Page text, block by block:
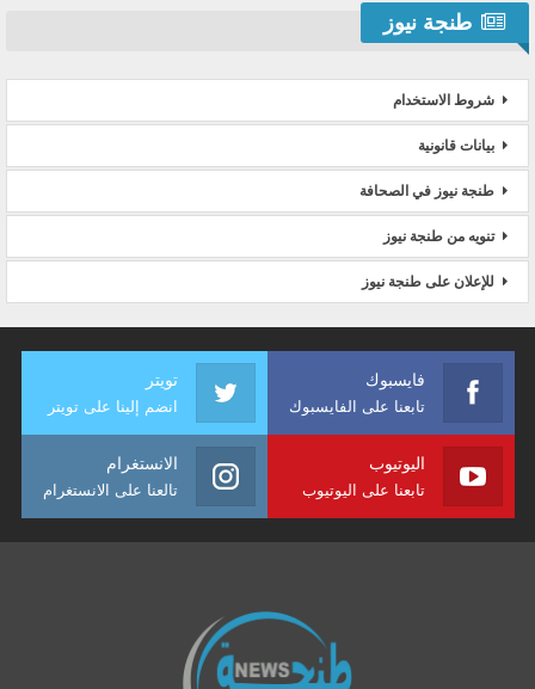
طنجة نيوز
شروط الاستخدام
بيانات قانونية
طنجة نيوز في الصحافة
تنويه من طنجة نيوز
للإعلان على طنجة نيوز
فايسبوك
تابعنا على الفايسبوك
تويتر
انضم إلينا على تويتر
اليوتيوب
تابعنا على اليوتيوب
الانستغرام
تالعنا على الانستغرام